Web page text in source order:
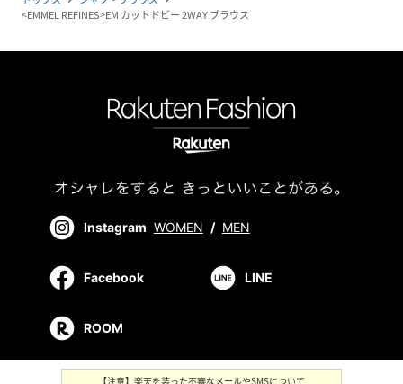
<EMMEL REFINES>EM カットドビー 2WAY ブラウス
Instagram WOMEN / MEN
Facebook LINE
ROOM
【注意】楽天を装った不審なメールやSMSについて